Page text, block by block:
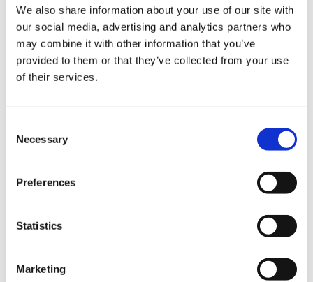
We also share information about your use of our site with
our social media, advertising and analytics partners who
may combine it with other information that you’ve
provided to them or that they’ve collected from your use
of their services.
Selection
Necessary
Preferences
Statistics
Marketing
【オフィシャル商品】ストリー
トファイター6 スケートボード
デッキ ディージェイ
【オフィシャル商品】ストリー
トファイター6 スケートボード
デッキ ブランカ
トファイター6 スケートボード
【オフィシャル商品】ストリー
トファイター6 スケートボード